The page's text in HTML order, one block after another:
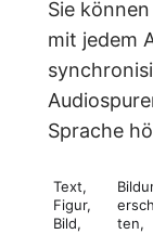
Sie
mit jedem
Sprache
Text,
Figur,
Bild,
ten,